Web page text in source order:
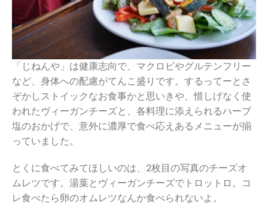
「じねんや」は健康志向で、マクロビやグルテンフリー
など、身体への配慮がてんこ盛りです。するってーとさ
ぞかしストイックなお食事かと思いきや、惜しげなく使
われたヴィーガンチーズと、各料理に添えられるハーブ
塩のおかげで、意外に濃厚で食べ応えあるメニューが揃
っていました。
とくに食べてみてほしいのは、２枚目の写真のチーズオ
ムレツです。湯葉とヴィーガンチーズでトロットロ。コ
レ食べたら卵のオムレツなんか食べられないよ。